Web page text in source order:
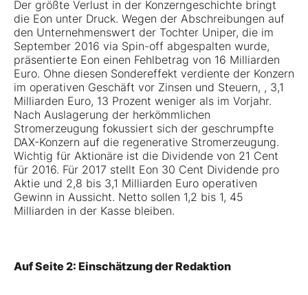
Kontakt
Der größte Verlust in der Konzerngeschichte bringt
die Eon unter Druck. Wegen der Abschreibungen auf
den Unternehmenswert der Tochter Uniper, die im
September 2016 via Spin-off abgespalten wurde,
präsentierte Eon einen Fehlbetrag von 16 Milliarden
Euro. Ohne diesen Sondereffekt verdiente der Konzern
im operativen Geschäft vor Zinsen und Steuern, , 3,1
Milliarden Euro, 13 Prozent weniger als im Vorjahr.
Nach Auslagerung der herkömmlichen
Stromerzeugung fokussiert sich der geschrumpfte
DAX-Konzern auf die regenerative Stromerzeugung.
Wichtig für Aktionäre ist die Dividende von 21 Cent
für 2016. Für 2017 stellt Eon 30 Cent Dividende pro
Aktie und 2,8 bis 3,1 Milliarden Euro operativen
Gewinn in Aussicht. Netto sollen 1,2 bis 1, 45
Milliarden in der Kasse bleiben.
Auf Seite 2: Einschätzung der Redaktion